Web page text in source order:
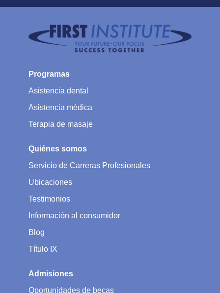
Programas
Asistencia dental
Asistencia médica
Terapia de masaje
Quiénes somos
Servicio de Carreras Profesionales
Ubicaciones
Testimonios
Información al consumidor
Blog
Título IX
Admisiones
Oportunidades de becas